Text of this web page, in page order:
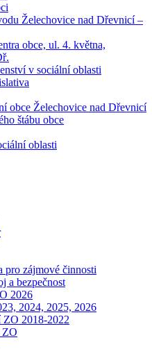
Želechovice nad Dřevnicí –
obce, ul. 4. května,
v sociální oblasti
obce Želechovice nad Dřevnicí
štábu obce
oblasti
zájmové činnosti
a bezpečnost
2026
2024, 2025, 2026
ZO 2018-2022
ZO